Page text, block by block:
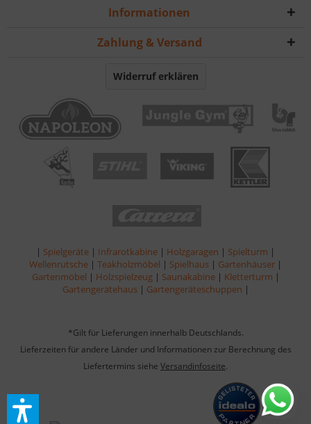
Informationen
Zahlung & Versand
Widerruf erklären
| Spielgeräte | Infrarotkabine | Holzgaragen | Spielturm |
Wellenrutsche | Teakholzmöbel | Spielhaus | Gartenhäuser |
Gartenmöbel | Holzspielzeug | Saunakabine | Kletterturm |
Gartengerätehaus | Gartengeräteschuppen |
*Gilt für Lieferungen innerhalb Deutschlands.
Lieferzeiten für andere Länder und Informationen zur Berechnung des
Liefertermins siehe Versandinfoseite.